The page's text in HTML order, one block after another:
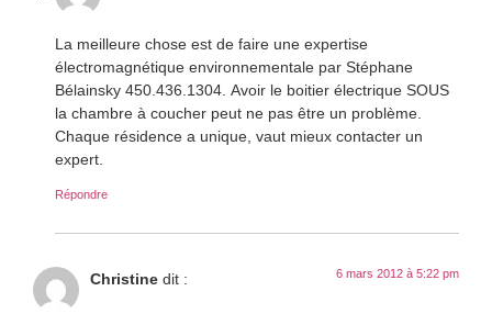
La meilleure chose est de faire une expertise
électromagnétique environnementale par Stéphane
Bélainsky 450.436.1304. Avoir le boitier électrique SOUS
la chambre à coucher peut ne pas être un problème.
Chaque résidence a unique, vaut mieux contacter un
expert.
Répondre
Christine dit : 6 mars 2012 à 5:22 pm